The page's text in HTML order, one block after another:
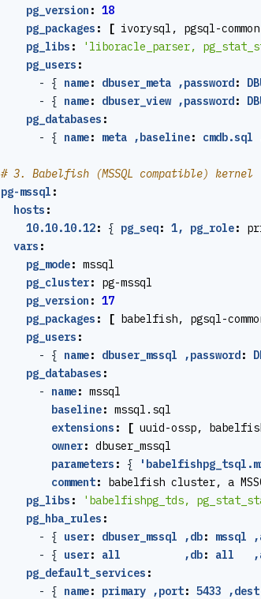
pg_version : 18
pg_packages : [ ivorysql, pgsql-
pg_libs :
'liboracle_parser,
pg_users :
- { name: dbuser_meta ,password:
- { name: dbuser_view ,password:
pg_databases :
- { name: meta ,baseline: cmdb.sql
# 3. Babelfish (MSSQL compatible) kernel
pg-mssql :
hosts :
10.10.10.12: { pg_seq: 1, pg_role:
vars :
pg_mode: mssql
pg_cluster:
pg-mssql
pg_version : 17
pg_packages : [ babelfish, pgsql-
pg_users :
- { name: dbuser_mssql ,password:
pg_databases :
- name: mssql
baseline: mssql.sql
extensions : [ uuid-ossp,
owner: dbuser_mssql
parameters : {
comment:
babelfish cluster, a
pg_libs :
'babelfishpg_tds,
pg_hba_rules :
- { user: dbuser_mssql ,db: mssql
- { user: all          ,db: all
pg_default_services :
- { name: primary ,port: 5433 ,dest